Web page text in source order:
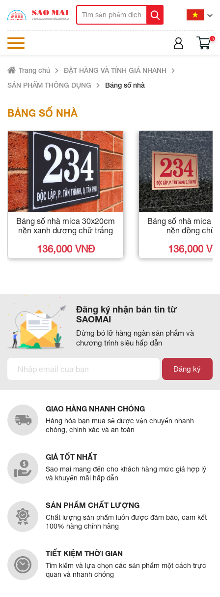
0
Trang chủ
ĐẶT HÀNG VÀ TÍNH GIÁ NHANH
SẢN PHẨM THÔNG DỤNG
Bảng số nhà
BẢNG SỐ NHÀ
Bảng số nhà mica 30x20cm
nền xanh dương chữ trắng
136,000 VNĐ
Bảng số nhà mica
nền đồng chữ
136,000
Đăng ký nhận bản tin từ
SAOMAI
Đừng bỏ lỡ hàng ngàn sản phẩm và
chương trình siêu hấp dẫn
Đăng ký
GIAO HÀNG NHANH CHÓNG
Hàng hóa bạn mua sẽ được vận chuyển nhanh
chóng, chính xác và an toàn
GIÁ TỐT NHẤT
Sao mai mang đến cho khách hàng mức giá hợp lý
và khuyến mãi hấp dẫn
SẢN PHẨM CHẤT LƯỢNG
Chất lượng sản phẩm luôn được đảm bảo, cam kết
100% hàng chính hãng
TIẾT KIỆM THỜI GIAN
Tìm kiếm và lựa chọn các sản phẩm một cách trực
quan và nhanh chóng